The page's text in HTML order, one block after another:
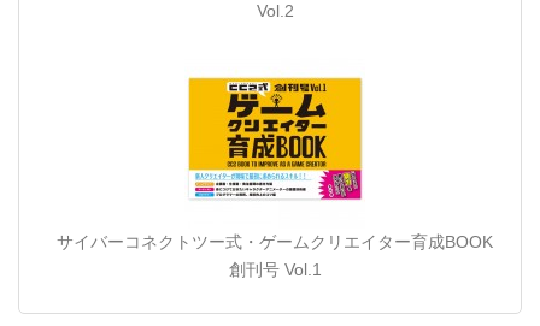
Vol.2
サイバーコネクトツー式・ゲームクリエイター育成BOOK
創刊号 Vol.1